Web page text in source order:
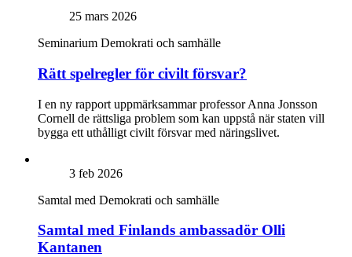
25 mars 2026
Seminarium Demokrati och samhälle
Rätt spelregler för civilt försvar?
I en ny rapport uppmärksammar professor Anna Jonsson
Cornell de rättsliga problem som kan uppstå när staten vill
bygga ett uthålligt civilt försvar med näringslivet.
3 feb 2026
Samtal med Demokrati och samhälle
Samtal med Finlands ambassadör Olli
Kantanen